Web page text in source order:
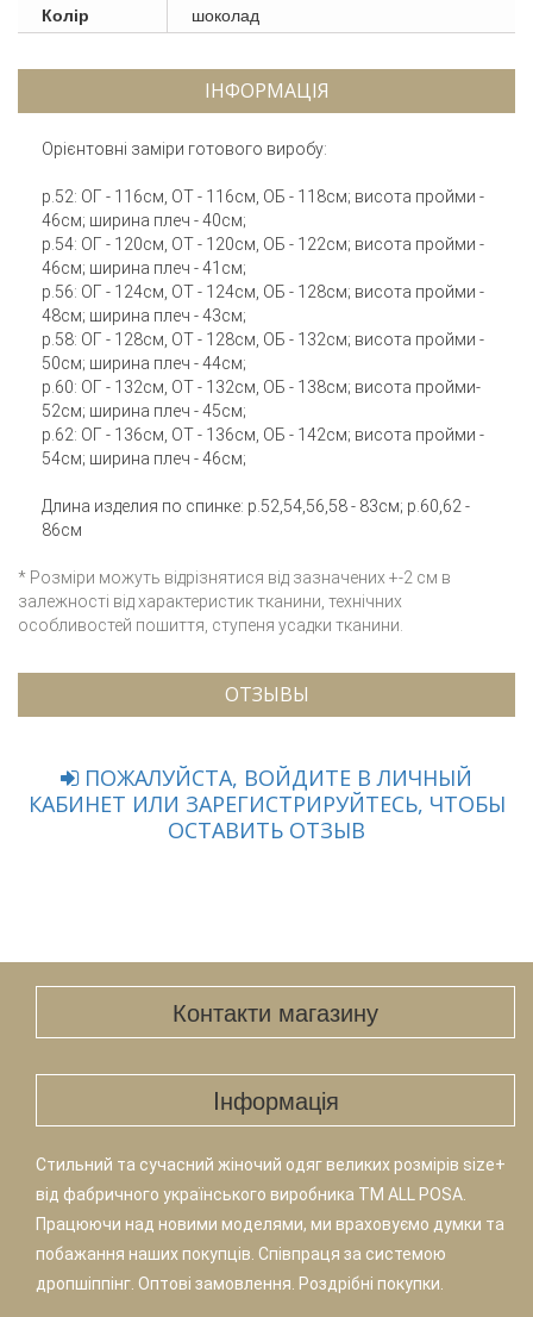
Колір шоколад
ІНФОРМАЦІЯ
Орієнтовні заміри готового виробу:
р.52: ОГ - 116см, ОТ - 116см, ОБ - 118см; висота пройми -
46см; ширина плеч - 40см;
р.54: ОГ - 120см, ОТ - 120см, ОБ - 122см; висота пройми -
46см; ширина плеч - 41см;
р.56: ОГ - 124см, ОТ - 124см, ОБ - 128см; висота пройми -
48см; ширина плеч - 43см;
р.58: ОГ - 128см, ОТ - 128см, ОБ - 132см; висота пройми -
50см; ширина плеч - 44см;
р.60: ОГ - 132см, ОТ - 132см, ОБ - 138см; висота пройми-
52см; ширина плеч - 45см;
р.62: ОГ - 136см, ОТ - 136см, ОБ - 142см; висота пройми -
54см; ширина плеч - 46см;
Длина изделия по спинке: р.52,54,56,58 - 83см; р.60,62 -
86см
* Розміри можуть відрізнятися від зазначених +-2 см в
залежності від характеристик тканини, технічних
особливостей пошиття, ступеня усадки тканини.
ОТЗЫВЫ
ПОЖАЛУЙСТА, ВОЙДИТЕ В ЛИЧНЫЙ
КАБИНЕТ ИЛИ ЗАРЕГИСТРИРУЙТЕСЬ, ЧТОБЫ
ОСТАВИТЬ ОТЗЫВ
Контакти магазину
Iнформація
Стильний та сучасний жіночий одяг великих розмірів size+
від фабричного українського виробника TM ALL POSA.
Працюючи над новими моделями, ми враховуємо думки та
побажання наших покупців. Співпраця за системою
дропшіппінг. Оптові замовлення. Роздрібні покупки.